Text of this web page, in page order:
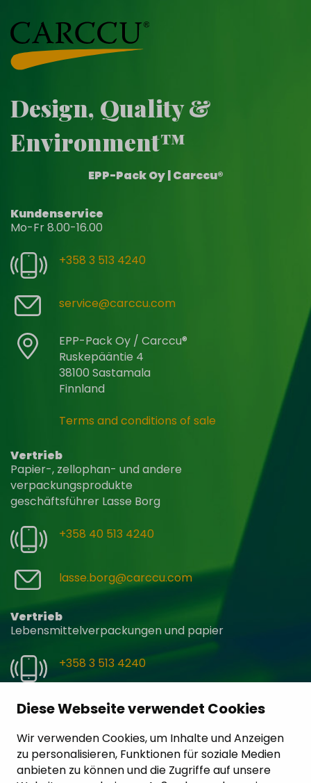
Diese Webseite verwendet Cookies
Wir verwenden Cookies, um Inhalte und Anzeigen
zu personalisieren, Funktionen für soziale Medien
anbieten zu können und die Zugriffe auf unsere
Design, Quality &
Environment™
EPP-Pack Oy | Carccu®
Kundenservice
Mo-Fr 8.00-16.00
+358 3 513 4240
service@carccu.com
EPP-Pack Oy / Carccu®
Ruskepääntie 4
38100 Sastamala
Finnland
Terms and conditions of sale
Vertrieb
Papier-, zellophan- und andere
verpackungsprodukte
geschäftsführer Lasse Borg
+358 40 513 4240
lasse.borg@carccu.com
Vertrieb
Lebensmittelverpackungen und papier
+358 3 513 4240
service@carccu.com
Kontakt